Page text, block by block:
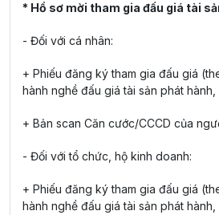
* Hồ sơ mời tham gia đấu giá tài
- Đối với cá nhân:
+ Phiếu đăng ký tham gia đấu giá
hành nghề đấu giá tài sản phát
+ Bản scan Căn cước/CCCD của
- Đối với tổ chức, hộ kinh doanh:
+ Phiếu đăng ký tham gia đấu giá
hành nghề đấu giá tài sản phát